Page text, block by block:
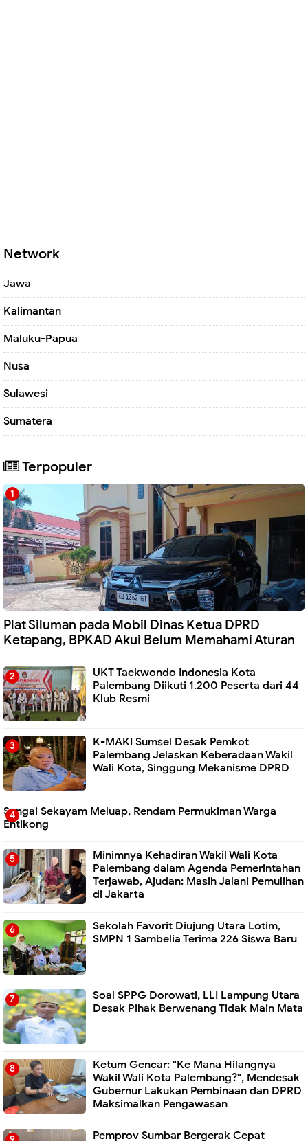
Network
Jawa
Kalimantan
Maluku-Papua
Nusa
Sulawesi
Sumatera
Terpopuler
Plat Siluman pada Mobil Dinas Ketua DPRD
Ketapang, BPKAD Akui Belum Memahami Aturan
UKT Taekwondo Indonesia Kota
Palembang Diikuti 1.200 Peserta dari 44
Klub Resmi
K-MAKI Sumsel Desak Pemkot
Palembang Jelaskan Keberadaan Wakil
Wali Kota, Singgung Mekanisme DPRD
Sungai Sekayam Meluap, Rendam Permukiman Warga
Entikong
Minimnya Kehadiran Wakil Wali Kota
Palembang dalam Agenda Pemerintahan
Terjawab, Ajudan: Masih Jalani Pemulihan
di Jakarta
Sekolah Favorit Diujung Utara Lotim,
SMPN 1 Sambelia Terima 226 Siswa Baru ‎
Soal SPPG Dorowati, LLI Lampung Utara
Desak Pihak Berwenang Tidak Main Mata
Ketum Gencar: "Ke Mana Hilangnya
Wakil Wali Kota Palembang?", Mendesak
Gubernur Lakukan Pembinaan dan DPRD
Maksimalkan Pengawasan
Pemprov Sumbar Bergerak Cepat